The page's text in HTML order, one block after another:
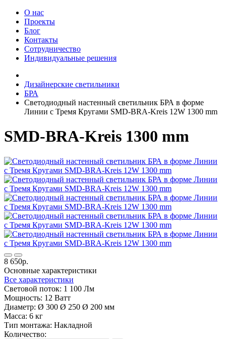
О нас
Проекты
Блог
Контакты
Сотрудничество
Индивидуальные решения
Дизайнерские светильники
БРА
Светодиодный настенный светильник БРА в форме
Линии с Тремя Кругами SMD-BRA-Kreis 12W 1300 mm
SMD-BRA-Kreis 1300 mm
8 650р.
Основные характеристики
Все характеристики
Световой поток: 1 100 Лм
Мощность: 12 Ватт
Диаметр: Ø 300 Ø 250 Ø 200 мм
Масса: 6 кг
Тип монтажа: Накладной
Количество: